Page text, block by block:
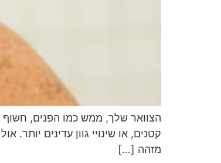
הצוואר שלך, ממש כמו הפנים, חשוף
קטנים, או שינויי גוון עדינים
מזהה […]